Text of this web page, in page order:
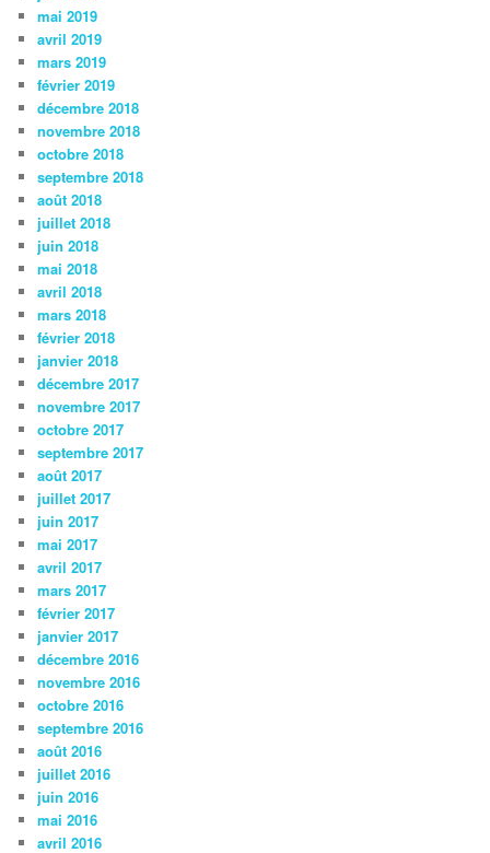
mai 2019
avril 2019
mars 2019
février 2019
décembre 2018
novembre 2018
octobre 2018
septembre 2018
août 2018
juillet 2018
juin 2018
mai 2018
avril 2018
mars 2018
février 2018
janvier 2018
décembre 2017
novembre 2017
octobre 2017
septembre 2017
août 2017
juillet 2017
juin 2017
mai 2017
avril 2017
mars 2017
février 2017
janvier 2017
décembre 2016
novembre 2016
octobre 2016
septembre 2016
août 2016
juillet 2016
juin 2016
mai 2016
avril 2016